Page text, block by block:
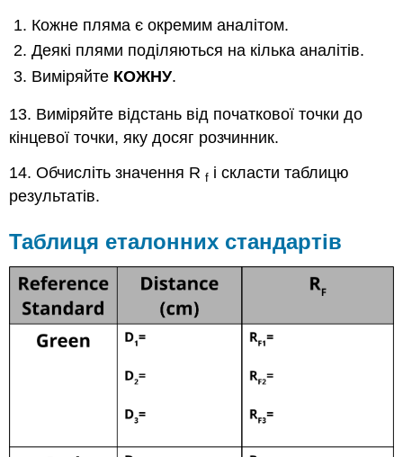
Кожне пляма є окремим аналітом.
Деякі плями поділяються на кілька аналітів.
Виміряйте КОЖНУ.
13. Виміряйте відстань від початкової точки до
кінцевої точки, яку досяг розчинник.
14. Обчисліть значення Rf і скласти таблицю
результатів.
Таблиця еталонних стандартів